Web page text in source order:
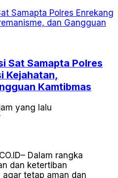
Sat Samapta Polres
Kejahatan,
Kamtibmas
yang lalu
Dalam rangka
dan ketertiban
tetap aman dan